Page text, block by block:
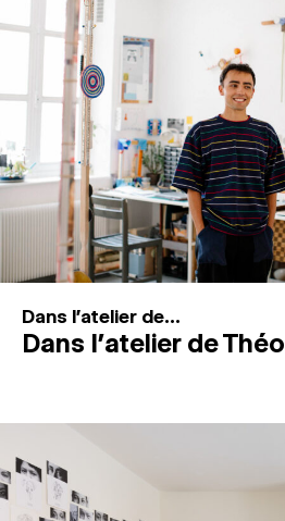
MAGAZINE
ESPACES DE PRATIQUE
Recherche
Connexion
Dans l'atelier de...
Dans l’atelier de